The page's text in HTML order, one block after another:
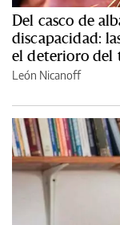
Del casco de
discapacidad:
el deterioro del
León Nicanoff